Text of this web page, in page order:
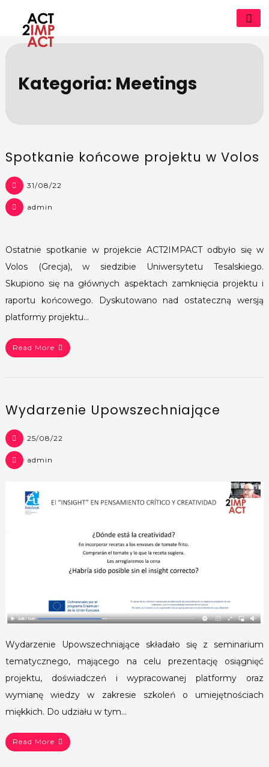
content
Kategoria: Meetings
Spotkanie końcowe projektu w Volos
31/08/22
admin
Ostatnie spotkanie w projekcie ACT2IMPACT odbyło się w
Volos (Grecja), w siedzibie Uniwersytetu Tesalskiego.
Skupiono się na głównych aspektach zamknięcia projektu i
raportu końcowego. Dyskutowano nad ostateczną wersją
platformy projektu…
Read More
Wydarzenie Upowszechniające
25/08/22
admin
Wydarzenie Upowszechniające składało się z seminarium
tematycznego, mającego na celu prezentację osiągnięć
projektu, doświadczeń i wypracowanej platformy oraz
wymianę wiedzy w zakresie szkoleń o umiejętnościach
miękkich. Do udziału w tym…
Read More